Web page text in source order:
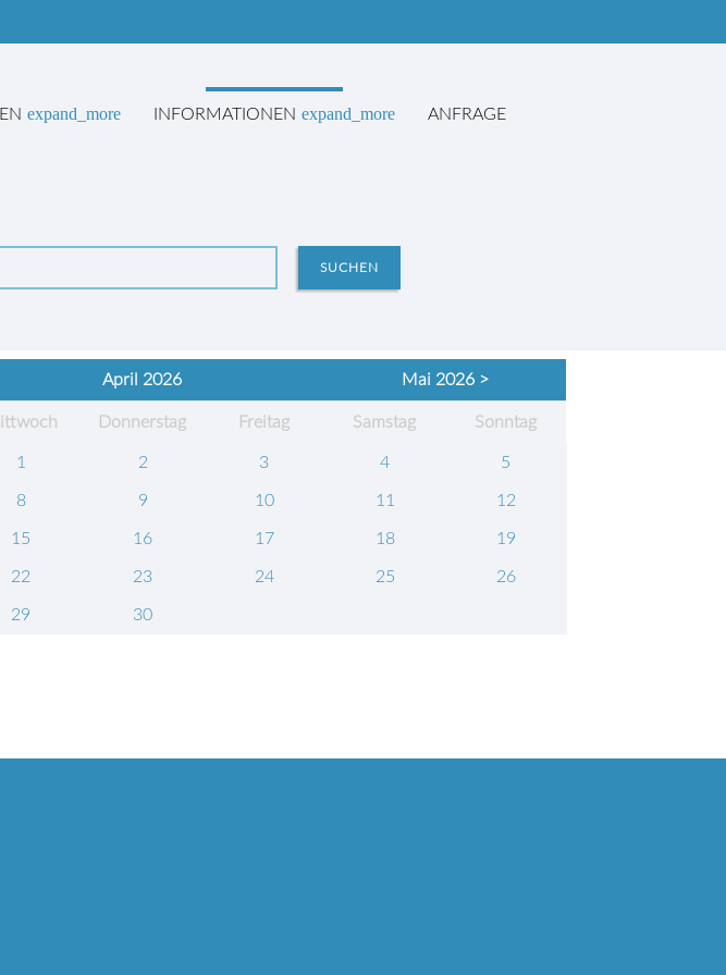
expand_more INFORMATIONEN expand_more ANFRAGE
SUCHEN
April 2026 Mai 2026 >
ttwoch Donnerstag Freitag Samstag Sonntag
1 2 3 4 5
8 9 10 11 12
15 16 17 18 19
22 23 24 25 26
29 30